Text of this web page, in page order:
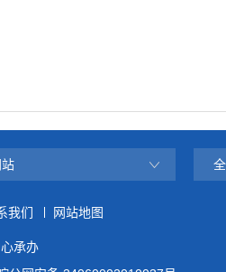
我们 网站地图
承办